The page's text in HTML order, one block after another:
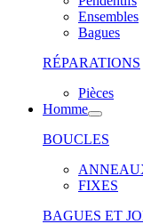
Ensembles
Bagues
RÉPARATIONS
Pièces
Homme
BOUCLES
FIXES
BAGUES ET